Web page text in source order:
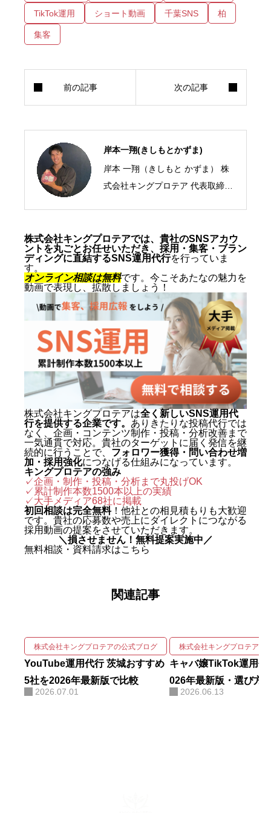
TikTok運用 ショート動画 千葉SNS 柏
集客
岸本一翔(きしもとかずま)
岸本 一翔（きしもと かずま） 株
式会社キングプロテア 代表取締役
市生まれ。10代からSNSマーケテ
ィングの最前線に立ち、ショート
動画を軸にした集客・ブランディ
ングを専門とする。SNS運用代行
およびショート動画制作では累計
1,500本以上を手がけ、再生され
る動画の型と、フォロワーを「指
名・来店・売上」へ変える設計に
定評がある。 キャリアの原点は、
札幌でも有数のAI先進企業・株式
会社エグゼクティブマーケティン
グジャパン。執行役員を2年間務
め、AIO対策（AI検索最適化）を
はじめとする最先端のAIマーケテ
ィングを実戦の現場で体得した。
2024年に株式会社キングプロテア
を創業。 実績は数字で裏づけられ
ている。SNS運用代行事業では、
自社アカウントを「札幌 SNS運用
gleニュースをはじめ大手メディア
画・撮影・編集・運用をワンスト
ップで回しながら、そこにAIを掛
け合わせて成果を伸ばす実装力に
ある。AIコンサルティング・AI研
株式会社キングプロテアでは、貴社のSNSアカウ
ントを丸ごとお任せいただき、採用・集客・ブラン
ディングに直結するSNS運用代行を行っていま
す。
オンライン相談は無料です。今こそあたなの魅力を
動画で表現し、拡散しましょう！
株式会社キングプロテアは全く新しいSNS運用代
行を提供する企業です。 ありきたりな投稿代行では
なく、企画・コンテンツ制作・投稿・分析改善まで
一気通貫で対応。貴社のターゲットに届く発信を継
続的に行うことで、 フォロワー獲得・問い合わせ増
加・採用強化につなげる仕組みになっています。
キングプロテアの強み
✓企画・制作・投稿・分析まで丸投げOK
✓累計制作本数1500本以上の実績
✓大手メディア68社に掲載
初回相談は完全無料！他社との相見積もりも大歓迎
です。貴社の応募数や売上にダイレクトにつながる
採用動画の提案をさせていただきます。
＼損させません！無料提案実施中／
無料相談・資料請求はこちら
関連記事
株式会社キングプロテアの公式ブログ
YouTube運用代行 茨城おすすめ
5社を2026年最新版で比較
2026.07.01
株式会社キングプロテアの
キャバ嬢TikTok運用代
026年最新版・選び方
2026.06.13